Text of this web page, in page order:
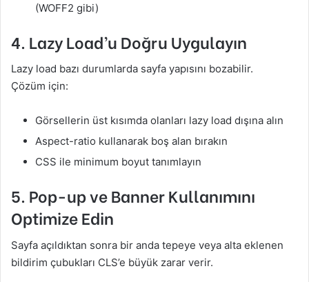
(WOFF2 gibi)
4. Lazy Load’u Doğru Uygulayın
Lazy load bazı durumlarda sayfa yapısını bozabilir.
Çözüm için:
Görsellerin üst kısımda olanları lazy load dışına alın
Aspect-ratio kullanarak boş alan bırakın
CSS ile minimum boyut tanımlayın
5. Pop-up ve Banner Kullanımını
Optimize Edin
Sayfa açıldıktan sonra bir anda tepeye veya alta eklenen
bildirim çubukları CLS’e büyük zarar verir.